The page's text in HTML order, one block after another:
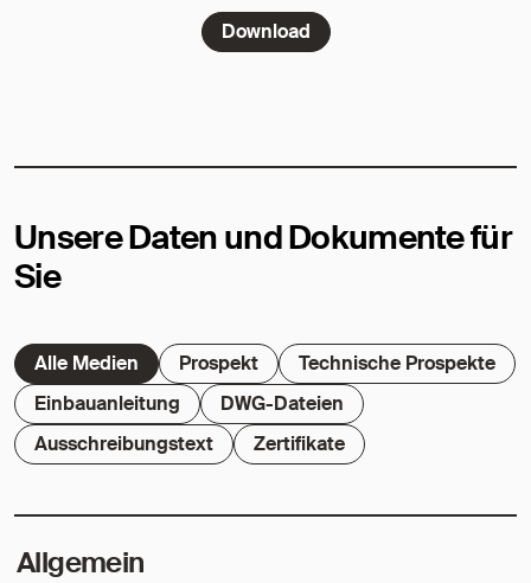
Download
Unsere Daten und Dokumente für
Sie
Alle Medien Prospekt
Technische Prospekte
Einbauanleitung
DWG-Dateien
Ausschreibungstext
Zertifikate
Allgemein